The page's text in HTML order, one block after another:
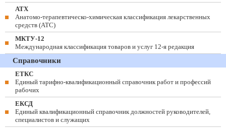
АТХ
Анатомо-терапевтическо-химическая классификация лекарственных
средств (ATC)
МКТУ-12
Международная классификация товаров и услуг 12-я редакция
Справочники
ЕТКС
Единый тарифно-квалификационный справочник работ и профессий
рабочих
ЕКСД
Единый квалификационный справочник должностей руководителей,
специалистов и служащих